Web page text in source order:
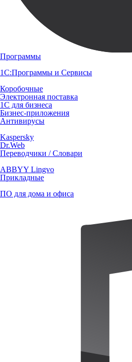
Программы
1С:Программы и Сервисы
Коробочные
Электронная поставка
1С для бизнеса
Бизнес-приложения
Антивирусы
Kaspersky
Dr.Web
Переводчики / Словари
ABBYY Lingvo
Прикладные
ПО для дома и офиса